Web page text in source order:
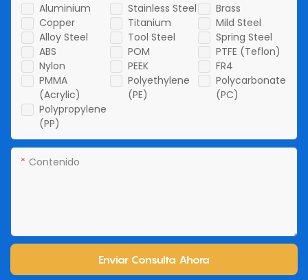
Aluminium Stainless Steel
Brass
Copper
Titanium
Mild Steel
Alloy Steel
Tool Steel
Spring Steel
ABS
POM
PTFE (Teflon)
Nylon
PEEK
FR4
PMMA
(Acrylic)
Polyethylene
(PE)
Polycarbonate
(PC)
Polypropylene
(PP)
Contenido
Enviar Consulta Ahora